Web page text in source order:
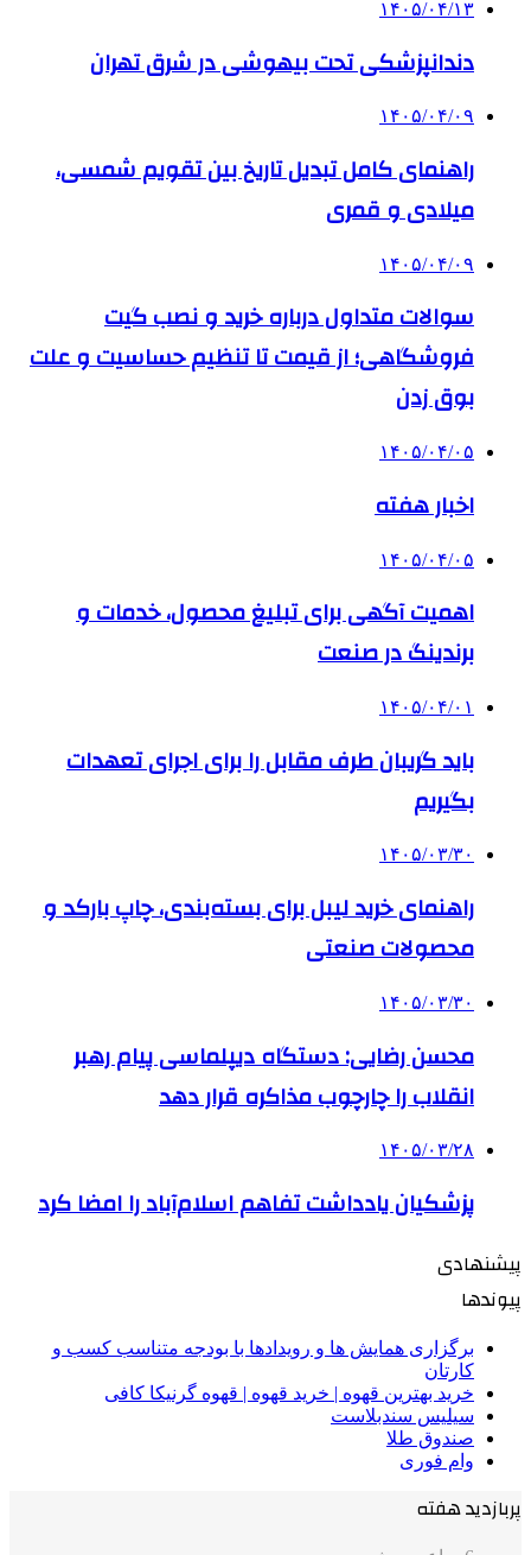
۱۴۰۵/۰۴/۱۳
دندانپزشکی تحت بیهوشی در شرق تهران
۱۴۰۵/۰۴/۰۹
راهنمای کامل تبدیل تاریخ بین تقویم شمسی،
میلادی و قمری
۱۴۰۵/۰۴/۰۹
سوالات متداول درباره خرید و نصب گیت
فروشگاهی؛ از قیمت تا تنظیم حساسیت و علت
بوق زدن
۱۴۰۵/۰۴/۰۵
اخبار هفته
۱۴۰۵/۰۴/۰۵
اهمیت آگهی برای تبلیغ محصول، خدمات و
برندینگ در صنعت
۱۴۰۵/۰۴/۰۱
باید گریبان طرف مقابل را برای اجرای تعهدات
بگیریم
۱۴۰۵/۰۳/۳۰
راهنمای خرید لیبل برای بسته‌بندی، چاپ بارکد و
محصولات صنعتی
۱۴۰۵/۰۳/۳۰
محسن رضایی: دستگاه دیپلماسی پیام رهبر
انقلاب را چارچوب مذاکره قرار دهد
۱۴۰۵/۰۳/۲۸
پزشکیان یادداشت تفاهم اسلام‌آباد را امضا کرد
پیشنهادی
پیوندها
برگزاری همایش ها و رویدادها با بودجه متناسب کسب و
کارتان
خرید بهترین قهوه | خرید قهوه | قهوه گرنیکا کافی
سیلیس سندبلاست
صندوق طلا
وام فوری
پربازدید هفته